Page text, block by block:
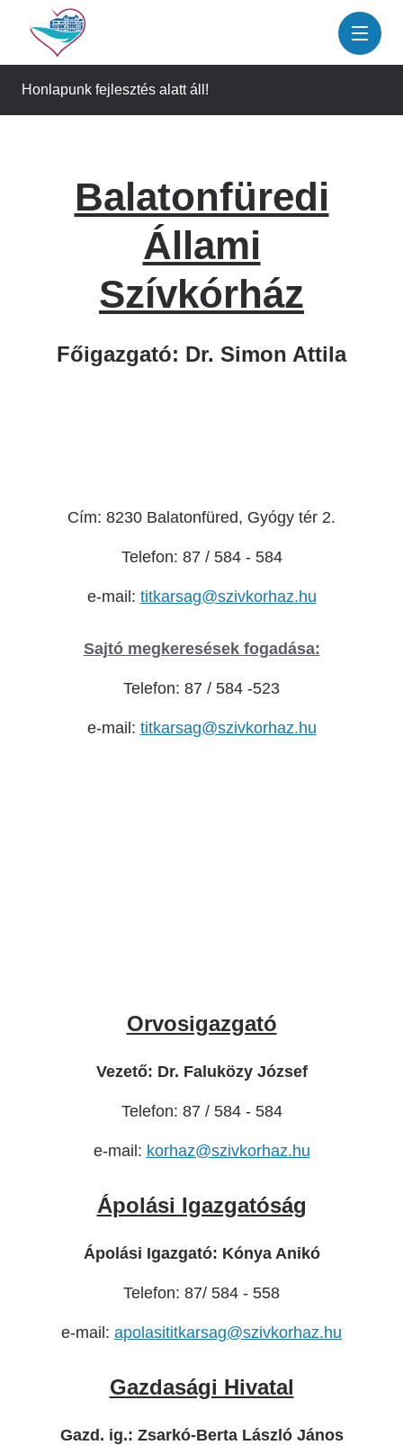
tartalomra
Honlapunk fejlesztés alatt áll!
Balatonfüredi
Állami
Szívkórház
Főigazgató: Dr. Simon Attila
Cím: 8230 Balatonfüred, Gyógy tér 2.
Telefon: 87 / 584 - 584
e-mail: titkarsag@szivkorhaz.hu
Sajtó megkeresések fogadása:
Telefon: 87 / 584 -523
e-mail: titkarsag@szivkorhaz.hu
Orvosigazgató
Vezető: Dr. Faluközy József
Telefon: 87 / 584 - 584
e-mail: korhaz@szivkorhaz.hu
Ápolási Igazgatóság
Ápolási Igazgató: Kónya Anikó
Telefon: 87/ 584 - 558
e-mail: apolasititkarsag@szivkorhaz.hu
Gazdasági Hivatal
Gazd. ig.: Zsarkó-Berta László János